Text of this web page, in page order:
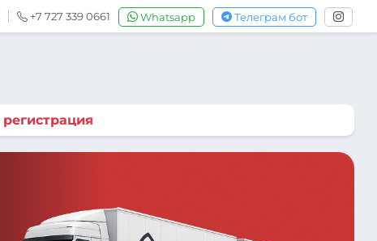
+7 727 339 0661 Whatsapp Телеграм бот
регистрация